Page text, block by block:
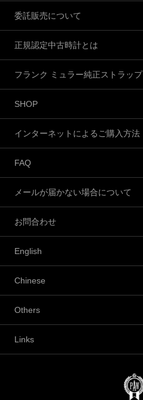
委託販売について
正規認定中古時計とは
フランク ミュラー純正ストラップ
SHOP
インターネットによるご購入方法
FAQ
メールが届かない場合について
お問合わせ
English
Chinese
Others
Links